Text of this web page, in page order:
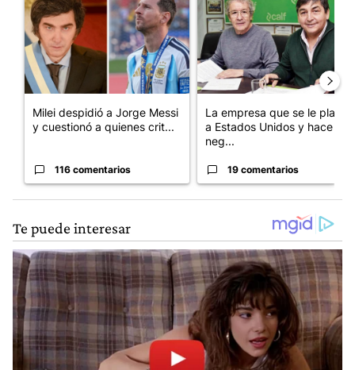
Milei despidió a Jorge Messi
y cuestionó a quienes crit...
116 comentarios
La empresa que se le plantó
a Estados Unidos y hace
neg...
19 comentarios